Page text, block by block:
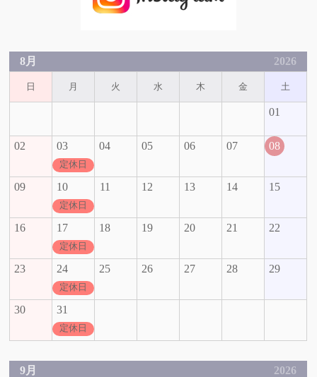
8月 2026
日 月 火 水 木 金 土
01
02 03
定休日
04 05 06 07 08
09 10
定休日
11 12 13 14 15
16 17
定休日
18 19 20 21 22
23 24
定休日
25 26 27 28 29
30 31
定休日
9月 2026